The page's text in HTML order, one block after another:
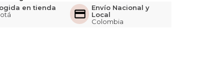
en tienda
Envío Nacional y
Local
Colombia